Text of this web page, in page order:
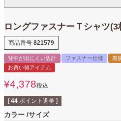
ロングファスナーＴシャツ(3
商品番号 821579
背中が出にくい設計 ファスナー仕様 着
お買い得アイテム
¥4,378税込
[ 44 ポイント進呈 ]
カラー サイズ